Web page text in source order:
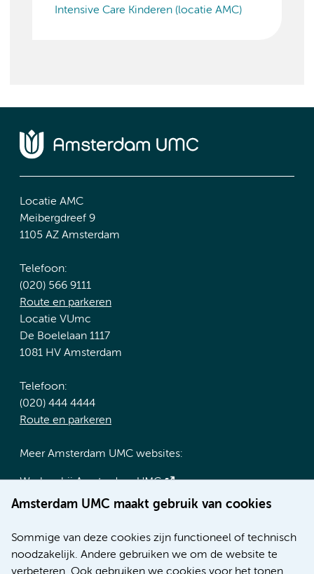
Intensive Care Kinderen (locatie AMC)
Amsterdam UMC maakt gebruik van cookies
Sommige van deze cookies zijn functioneel of technisch
noodzakelijk. Andere gebruiken we om de website te
Locatie AMC
Meibergdreef 9
1105 AZ Amsterdam
Telefoon:
(020) 566 9111
Route en parkeren
Locatie VUmc
De Boelelaan 1117
1081 HV Amsterdam
Telefoon:
(020) 444 4444
Route en parkeren
Meer Amsterdam UMC websites:
Werken bij Amsterdam UMC
Over Amsterdam UMC
Research
Educatie locatie AMC
Educatie locatie VUmc